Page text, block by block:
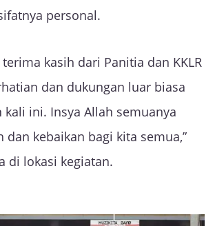
personal.
kasih dari Panitia dan KKLR
dan dukungan luar biasa
kali ini. Insya Allah semuanya
dan kebaikan bagi kita semua,”
di lokasi kegiatan.